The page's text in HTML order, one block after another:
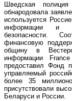
Шведская
обнародовала
используется
информации и
безопасности.
финансовую
общину в
информации
предоставил Фонд
управляемый
более 35
присутствовали
Беларуси и России.